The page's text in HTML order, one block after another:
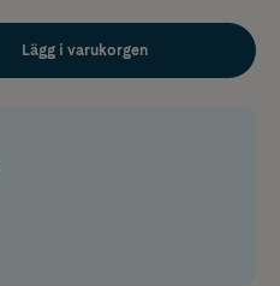
Lägg i varukorgen